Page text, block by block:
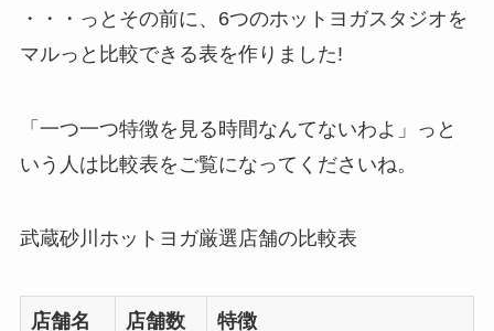
・・・っとその前に、6つのホットヨガスタジオを
マルっと比較できる表を作りました!
「一つ一つ特徴を見る時間なんてないわよ」っと
いう人は比較表をご覧になってくださいね。
武蔵砂川ホットヨガ厳選店舗の比較表
店舗名 店舗数 特徴